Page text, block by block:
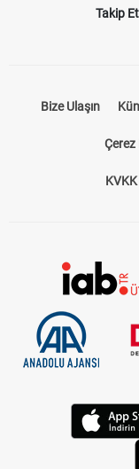
Takip Et
Bize Ulaşın
Çerez